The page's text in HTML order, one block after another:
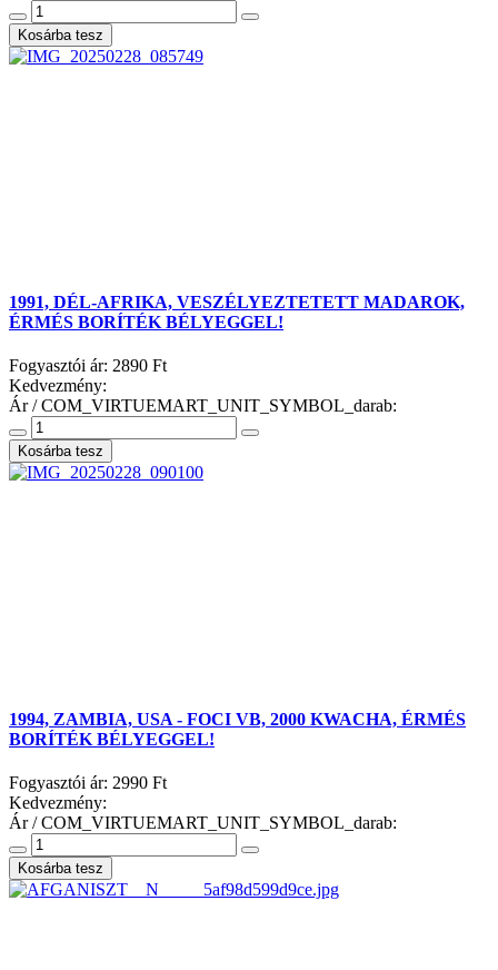
1991, DÉL-AFRIKA, VESZÉLYEZTETETT MADAROK,
ÉRMÉS BORÍTÉK BÉLYEGGEL!
Fogyasztói ár: 2890 Ft
Kedvezmény:
Ár / COM_VIRTUEMART_UNIT_SYMBOL_darab:
1994, ZAMBIA, USA - FOCI VB, 2000 KWACHA, ÉRMÉS
BORÍTÉK BÉLYEGGEL!
Fogyasztói ár: 2990 Ft
Kedvezmény:
Ár / COM_VIRTUEMART_UNIT_SYMBOL_darab: